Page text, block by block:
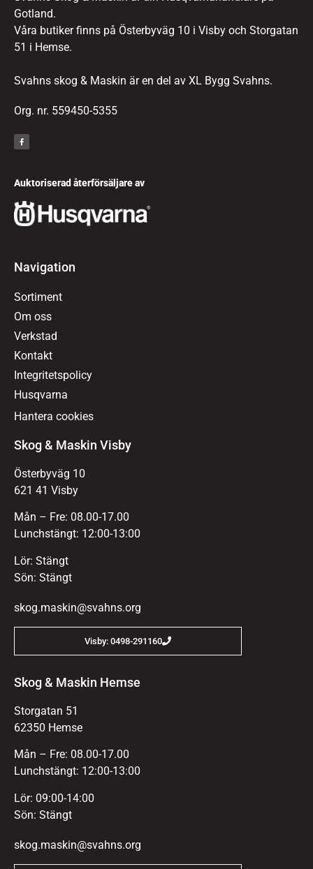
Gotland.
Våra butiker finns på Österbyväg 10 i Visby och Storgatan
51 i Hemse.
Svahns skog & Maskin är en del av XL Bygg Svahns.
Org. nr. 559450-5355
Auktoriserad återförsäljare av
Navigation
Sortiment
Om oss
Verkstad
Kontakt
Integritetspolicy
Husqvarna
Hantera cookies
Skog & Maskin Visby
Österbyväg 10
621 41 Visby
Mån – Fre: 08.00-17.00
Lunchstängt: 12:00-13:00
Lör: Stängt
Sön: Stängt
skog.maskin@svahns.org
Visby: 0498-291160
Skog & Maskin Hemse
Storgatan 51
62350 Hemse
Mån – Fre: 08.00-17.00
Lunchstängt: 12:00-13:00
Lör: 09:00-14:00
Sön: Stängt
skog.maskin@svahns.org